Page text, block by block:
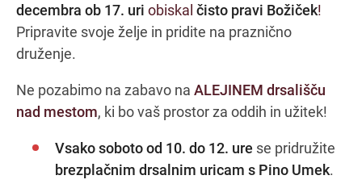
decembra ob 17. uri obiskal čisto pravi Božiček!
Pripravite svoje želje in pridite na praznično
druženje.
Ne pozabimo na zabavo na ALEJINEM drsališču
nad mestom, ki bo vaš prostor za oddih in užitek!
Vsako soboto od 10. do 12. ure se pridružite
brezplačnim drsalnim uricam s Pino Umek.